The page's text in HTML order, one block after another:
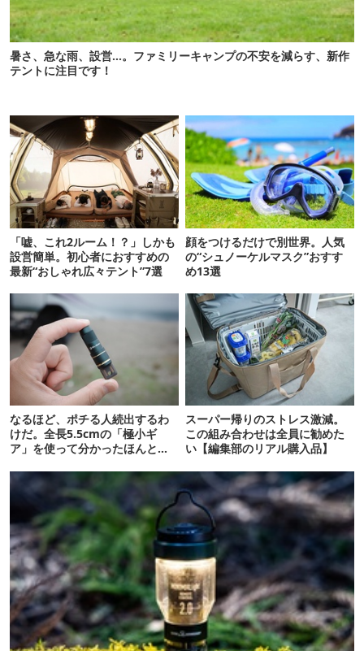
暑さ、急な雨、設営…。ファミリーキャンプの不安を減らす、新作
テントに注目です！
「嘘、これ2ルーム！？」しかも
設営簡単。初心者におすすめの
最新“おしゃれ広々テント”7選
顔をつけるだけで別世界。人気
の“シュノーケルマスク”おすす
め13選
なるほど、ポチる人続出するわ
けだ。全長5.5cmの「極小ギ
ア」を使って分かったほんとの
スーパー帰りのストレス激減。
この組み合わせは全員に勧めた
い【編集部のリアル購入品】